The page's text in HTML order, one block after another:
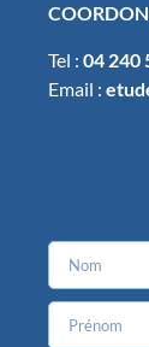
Tel : 04 240
Email :